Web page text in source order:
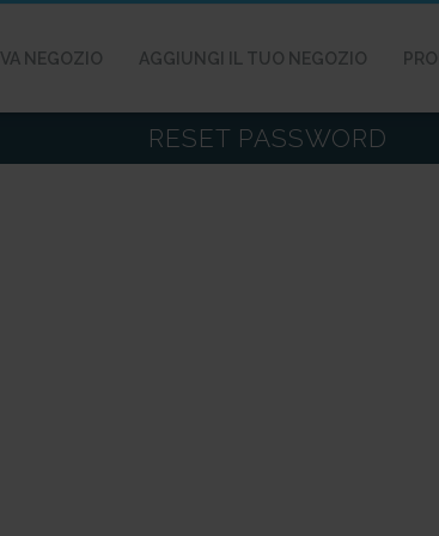
NEGOZIO AGGIUNGI IL TUO NEGOZIO
RESET PASSWORD